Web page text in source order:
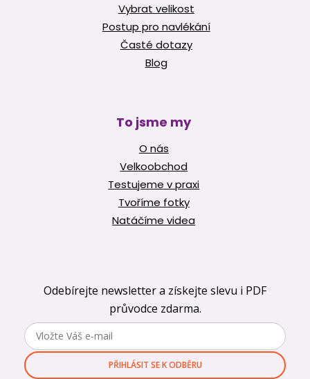
Vybrat velikost
Postup pro navlékání
Časté dotazy
Blog
To jsme my
O nás
Velkoobchod
Testujeme v praxi
Tvoříme fotky
Natáčíme videa
Odebírejte newsletter a získejte slevu i PDF
průvodce zdarma.
PŘIHLÁSIT SE K ODBĚRU